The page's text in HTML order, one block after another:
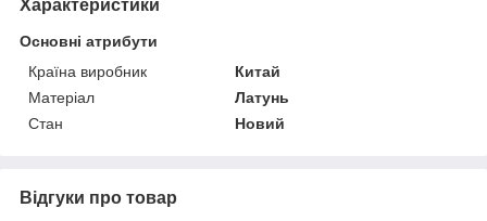
Характеристики
Основні атрибути
Країна виробник
Китай
Матеріал
Латунь
Стан
Новий
Відгуки про товар